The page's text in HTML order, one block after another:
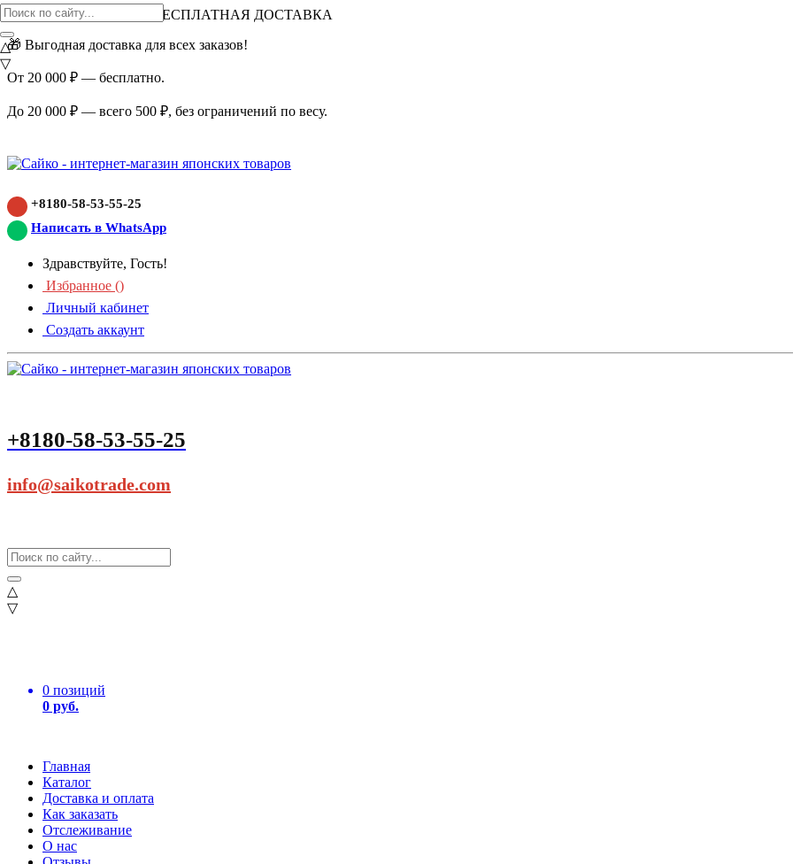
ВНИМАНИЕ АКЦИЯ!
БЕСПЛАТНАЯ ДОСТАВКА
🎁 Выгодная доставка для всех заказов!
От 20 000 ₽ — бесплатно.
До 20 000 ₽ — всего 500 ₽, без ограничений по весу.
+8180-58-53-55-25
Написать в WhatsApp
Здравствуйте, Гость!
Избранное ()
Личный кабинет
Создать аккаунт
+8180-58-53-55-25
info@saikotrade.com
△
▽
0 позиций
0 руб.
Главная
Каталог
Доставка и оплата
Как заказать
Отслеживание
О нас
△
▽